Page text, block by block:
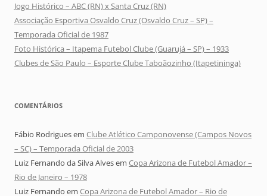
Jogo Histórico – ABC (RN) x Santa Cruz (RN)
Associação Esportiva Osvaldo Cruz (Osvaldo Cruz – SP) –
Temporada Oficial de 1987
Foto Histórica – Itapema Futebol Clube (Guarujá – SP) – 1933
Clubes de São Paulo – Esporte Clube Taboãozinho (Itapetininga)
COMENTÁRIOS
Fábio Rodriguesem Clube Atlético Camponovense (Campos Novos
– SC) – Temporada Oficial de 2003
Luiz Fernando da Silva Alvesem Copa Arizona de Futebol Amador –
Rio de Janeiro – 1978
Luiz Fernando em Copa Arizona de Futebol Amador – Rio de